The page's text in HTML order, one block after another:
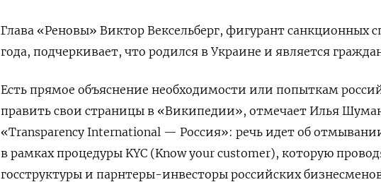
Глава «Реновы» Виктор Вексельберг, фигурант санкционных
года, подчеркивает, что родился в Украине и является
Есть прямое объяснение необходимости или попыткам
править свои страницы в «Википедии», отмечает Илья
«Transparency International — Россия»: речь идет об
в рамках процедуры KYC (Know your customer), которую
госструктуры и парнтеры-инвесторы российских